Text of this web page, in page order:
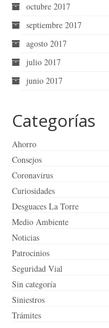
octubre 2017
septiembre 2017
agosto 2017
julio 2017
junio 2017
Categorías
Ahorro
Consejos
Coronavirus
Curiosidades
Desguaces La Torre
Medio Ambiente
Noticias
Patrocinios
Seguridad Vial
Sin categoría
Siniestros
Trámites